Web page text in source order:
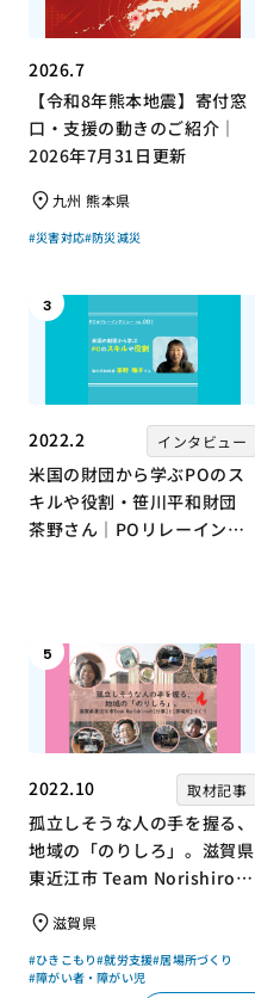
2026.7
【令和8年熊本地震】寄付窓
口・支援の動きのご紹介｜
2026年7月31日更新
九州 熊本県
#災害対応#防災減災
3
2022.2 インタビュー
米国の財団から学ぶPOのス
キルや役割・笹川平和財団
茶野さん｜POリレーインタ
5
2022.10 取材記事
孤立しそうな人の手を握る、
地域の「のりしろ」。滋賀県
東近江市 Team Norishiroの
滋賀県
#ひきこもり#就労支援#居場所づくり
#障がい者・障がい児